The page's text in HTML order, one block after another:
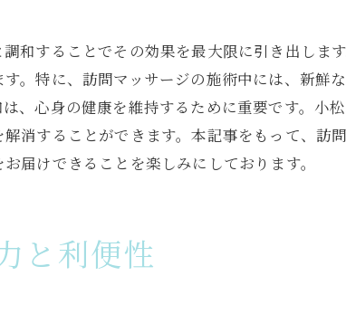
られる心身のリラクゼーション効果
ョンを提供する訪問マッサージ
マッサージの極意
身を癒す至福の時間
たらす深いリラクゼーション
マッサージの魅力
新しいスタイルと自然の調和
問マッサージの新たな試み
もたらす自然との共生
和することでその効果を最大限に引き出しま
。特に、訪問マッサージの施術中には、新鮮
、心身の健康を維持するために重要です。小
消することができます。本記事をもって、訪
届けできることを楽しみにしております。
と利便性